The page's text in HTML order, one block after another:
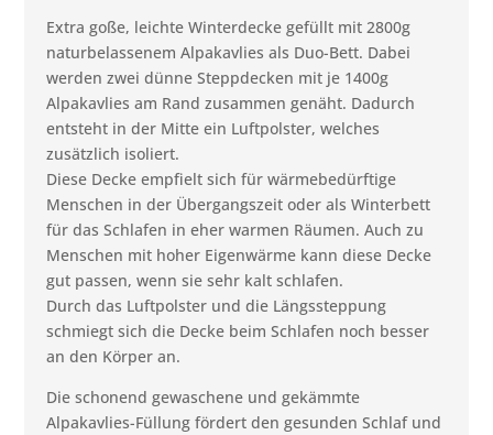
Extra goße, leichte Winterdecke gefüllt mit 2800g
naturbelassenem Alpakavlies als Duo-Bett. Dabei
werden zwei dünne Steppdecken mit je 1400g
Alpakavlies am Rand zusammen genäht. Dadurch
entsteht in der Mitte ein Luftpolster, welches
zusätzlich isoliert.
Diese Decke empfielt sich für wärmebedürftige
Menschen in der Übergangszeit oder als Winterbett
für das Schlafen in eher warmen Räumen. Auch zu
Menschen mit hoher Eigenwärme kann diese Decke
gut passen, wenn sie sehr kalt schlafen.
Durch das Luftpolster und die Längssteppung
schmiegt sich die Decke beim Schlafen noch besser
an den Körper an.
Die schonend gewaschene und gekämmte
Alpakavlies-Füllung fördert den gesunden Schlaf und